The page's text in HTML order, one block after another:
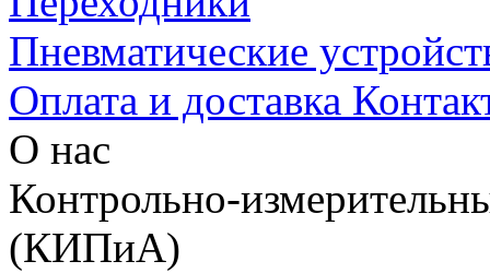
Пневматические
Оплата и доставка
О нас
Контрольно-
(КИПиА)